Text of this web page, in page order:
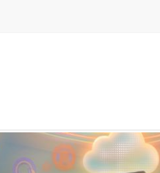
資訊電腦 自然科普